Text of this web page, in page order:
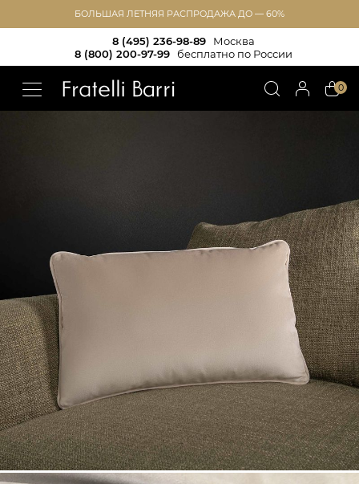
БОЛЬШАЯ ЛЕТНЯЯ РАСПРОДАЖА ДО — 60%
8 (495) 236-98-89
Москва
8 (800) 200-97-99
бесплатно по России
0